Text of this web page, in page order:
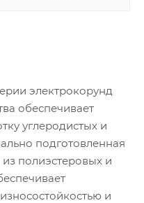
электрокорунд
обеспечивает
углеродистых и
подготовленная
полиэстеровых и
и